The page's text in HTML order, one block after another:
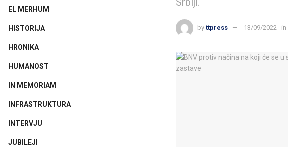
by ttpress 13/09/2022 in
EL MERHUM
HISTORIJA
HRONIKA
HUMANOST
IN MEMORIAM
INFRASTRUKTURA
INTERVJU
JUBILEJI